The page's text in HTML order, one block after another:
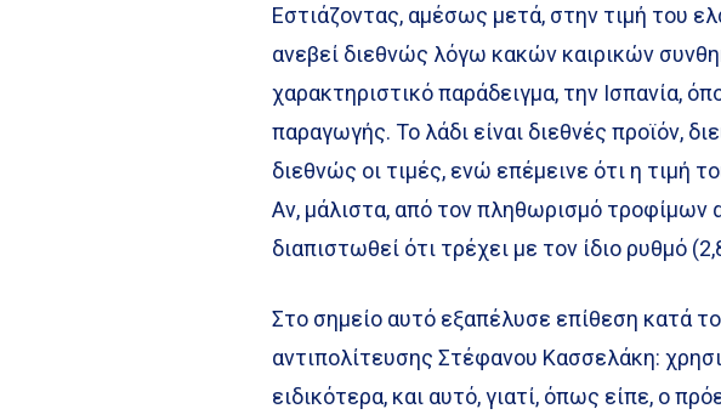
Εστιάζοντας, αμέσως μετά, στην τιμή του
ανεβεί διεθνώς λόγω κακών καιρικών
χαρακτηριστικό παράδειγμα, την Ισπανία,
παραγωγής. Το λάδι είναι διεθνές προϊόν,
διεθνώς οι τιμές, ενώ επέμεινε ότι η τιμή
Αν, μάλιστα, από τον πληθωρισμό τροφίμων
διαπιστωθεί ότι τρέχει με τον ίδιο ρυθμό
Στο σημείο αυτό εξαπέλυσε επίθεση κατά
αντιπολίτευσης Στέφανου Κασσελάκη:
ειδικότερα, και αυτό, γιατί, όπως είπε, ο